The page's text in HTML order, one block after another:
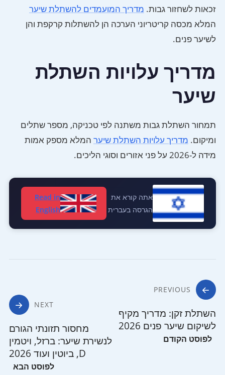
זכאות לשחזור גבות. מדריך המועמדים להשתלת שיער
המלא מכסה קריטריוני הערכה הן להשתלות קרקפת והן
לשיער פנים.
מדריך עלויות השתלת
שיער
תמחור השתלת גבות משתנה לפי טכניקה, מספר שתלים
ומיקום. מדריך עלויות השתלת שיער המלא מספק אמות
מידה ל-2026 על פני אזורים וסוגי הליכים.
אתה קורא את
הגרסה בעברית
Read in
English
ניווט
PREVIOUS
השתלת זקן: מדריך מקיף
לשיקום שיער פנים 2026
NEXT
מחסור תזונתי הגורם
לנשירת שיער: ברזל, ויטמין
D, ביוטין ועוד 2026